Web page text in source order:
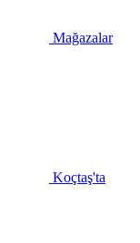
Mağazalar
Koçtaş'ta